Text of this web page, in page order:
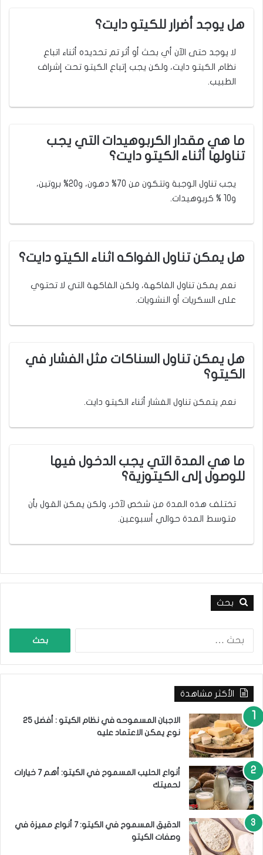
هل يوجد أضرار للكيتو دايت؟
لا يوجد حتى الآن أي بحث أو أثر تم تحديده أثناء اتباع
نظام الكيتو دايت، ولكن يجب إتباع الكيتو تحت إشراف
الطبيب.
ما هي مقدار الكربوهيدات التي يجب
تناولها أثناء الكيتو دايت؟
يجب تناول الوجبة وتتكون من 70% دهون، و20% بروتين،
و10 % كربوهيدات.
هل يمكن تناول الفواكه اثناء الكيتو دايت؟
نعم يمكن تناول الفاكهة، ولكن الفاكهة التي لا تحتوي
على السكريات أو النشويات.
هل يمكن تناول السناكات مثل الفشار في
الكيتو؟
نعم يتمكن تناول الفشار أثناء الكيتو دايت.
ما هي المدة التي يجب الدخول فيها
للوصول إلى الكيتوزية؟
تختلف هذه المدة من شخص لآخر، ولكن يمكن القول بأن
متوسط المدة حوالي أسبوعين.
بحث
ح
:
الأكثر مشاهدة
الاجبان المسموحه في نظام الكيتو : أفضل 25
نوع يمكن الاعتماد عليه
أنواع الحليب المسموح في الكيتو: أهم 7 خيارات
لحميتك
الدقيق المسموح في الكيتو: 7 أنواع مميزة في
وصفات الكيتو